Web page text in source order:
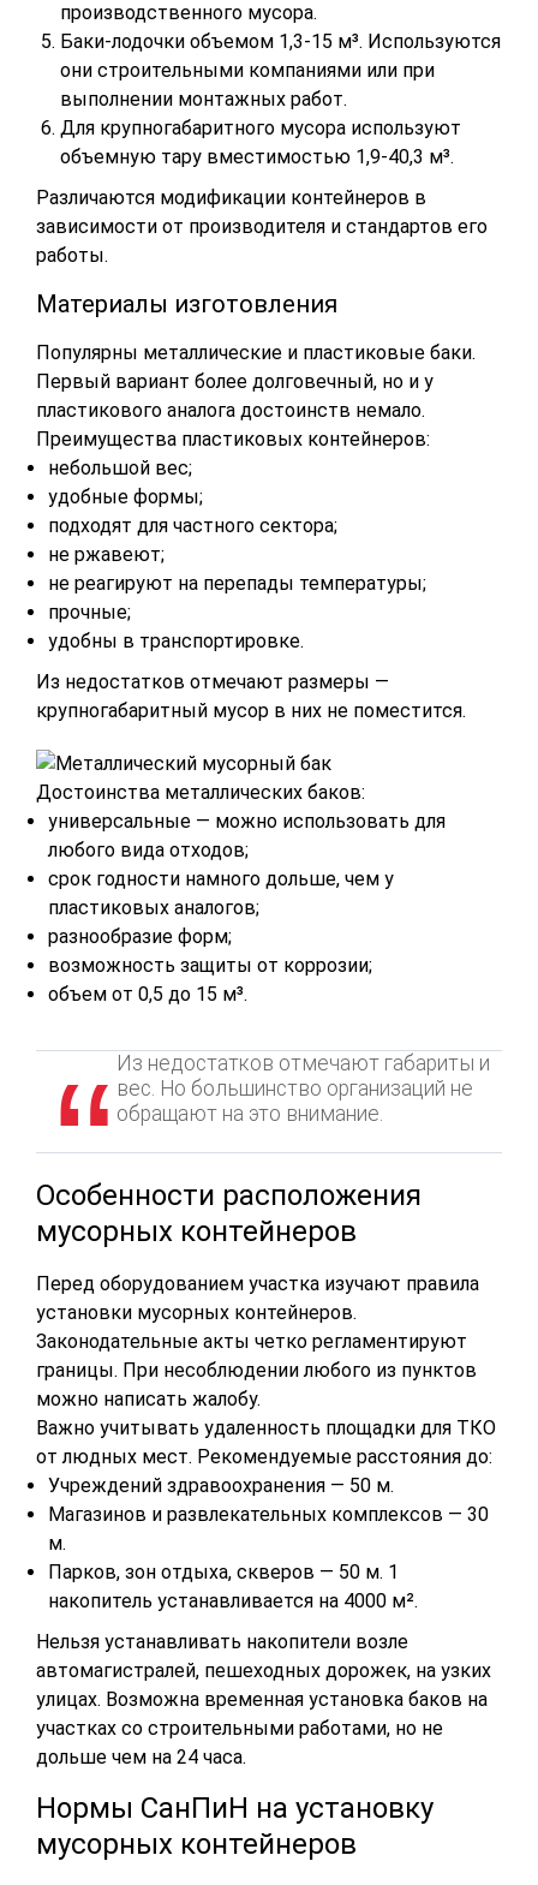
производственного мусора.
Баки-лодочки объемом 1,3-15 м³. Используются
они строительными компаниями или при
выполнении монтажных работ.
Для крупногабаритного мусора используют
объемную тару вместимостью 1,9-40,3 м³.
Различаются модификации контейнеров в
зависимости от производителя и стандартов его
работы.
Материалы изготовления
Популярны металлические и пластиковые баки.
Первый вариант более долговечный, но и у
пластикового аналога достоинств немало.
Преимущества пластиковых контейнеров:
небольшой вес;
удобные формы;
подходят для частного сектора;
не ржавеют;
не реагируют на перепады температуры;
прочные;
удобны в транспортировке.
Из недостатков отмечают размеры —
крупногабаритный мусор в них не поместится.
Достоинства металлических баков:
универсальные — можно использовать для
любого вида отходов;
срок годности намного дольше, чем у
пластиковых аналогов;
разнообразие форм;
возможность защиты от коррозии;
объем от 0,5 до 15 м³.
Из недостатков отмечают габариты и
вес. Но большинство организаций не
обращают на это внимание.
Особенности расположения
мусорных контейнеров
Перед оборудованием участка изучают правила
установки мусорных контейнеров.
Законодательные акты четко регламентируют
границы. При несоблюдении любого из пунктов
можно написать жалобу.
Важно учитывать удаленность площадки для ТКО
от людных мест. Рекомендуемые расстояния до:
Учреждений здравоохранения — 50 м.
Магазинов и развлекательных комплексов — 30
м.
Парков, зон отдыха, скверов — 50 м. 1
накопитель устанавливается на 4000 м².
Нельзя устанавливать накопители возле
автомагистралей, пешеходных дорожек, на узких
улицах. Возможна временная установка баков на
участках со строительными работами, но не
дольше чем на 24 часа.
Нормы СанПиН на установку
мусорных контейнеров